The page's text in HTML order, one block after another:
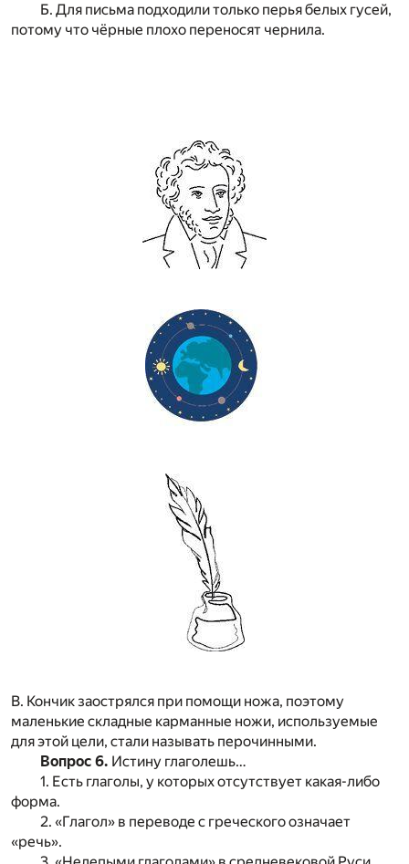
Б. Для письма подходили только перья белых гусей,
потому что чёрные плохо переносят чернила.
В. Кончик заострялся при помощи ножа, поэтому
маленькие складные карманные ножи, используемые
для этой цели, стали называть перочинными.
Вопрос 6. Истину глаголешь…
1. Есть глаголы, у которых отсутствует какая-либо
форма.
2. «Глагол» в переводе с греческого означает
«речь».